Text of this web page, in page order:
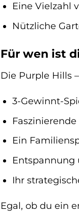
Eine Vielzahl
Nützliche
Für wen ist
Die Purple Hills
3-Gewinnt-
Ein
Entspannung
Ihr
Egal, ob du ein